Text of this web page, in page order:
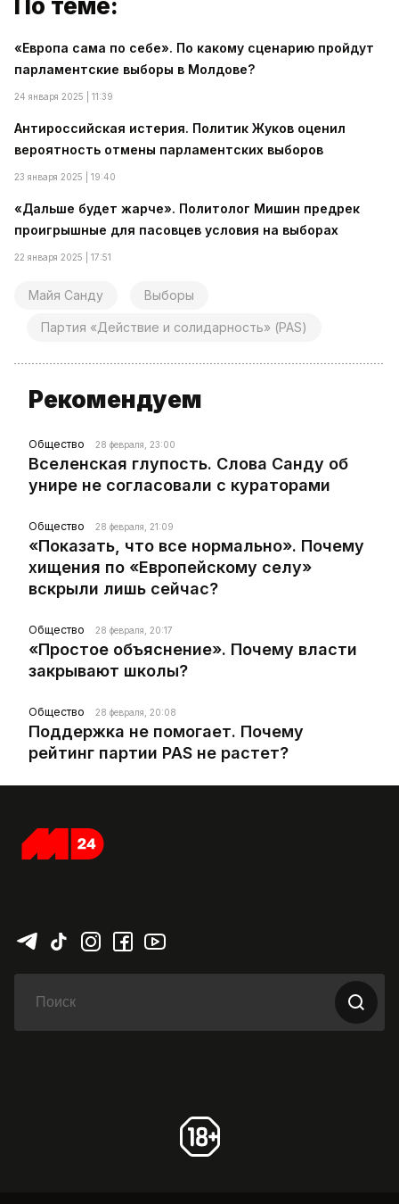
По теме:
«Европа сама по себе». По какому сценарию пройдут
парламентские выборы в Молдове?
24 января 2025 | 11:39
Антироссийская истерия. Политик Жуков оценил
вероятность отмены парламентских выборов
23 января 2025 | 19:40
«Дальше будет жарче». Политолог Мишин предрек
проигрышные для пасовцев условия на выборах
22 января 2025 | 17:51
Майя Санду Выборы
Партия «Действие и солидарность» (PAS)
Рекомендуем
Общество 28 февраля, 23:00
Вселенская глупость. Слова Санду об
унире не согласовали с кураторами
Общество 28 февраля, 21:09
«Показать, что все нормально». Почему
хищения по «Европейскому селу»
вскрыли лишь сейчас?
Общество 28 февраля, 20:17
«Простое объяснение». Почему власти
закрывают школы?
Общество 28 февраля, 20:08
Поддержка не помогает. Почему
рейтинг партии PAS не растет?